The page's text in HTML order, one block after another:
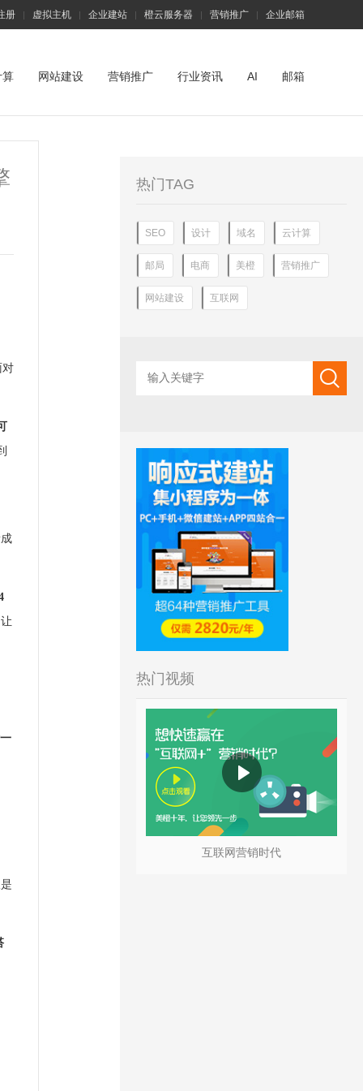
册 | 虚拟主机 | 企业建站 | 橙云服务器 | 营销推广 | 企业邮箱
算 网站建设 营销推广 行业资讯 AI 邮箱
对
热门TAG
SEO 设计 域名 云计算
邮局 电商 美橙 营销推广
网站建设 互联网
热门视频
互联网营销时代